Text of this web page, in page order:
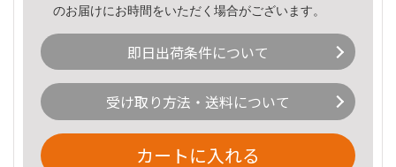
のお届けにお時間をいただく場合がございます。
即日出荷条件について
受け取り方法・送料について
カートに入れる